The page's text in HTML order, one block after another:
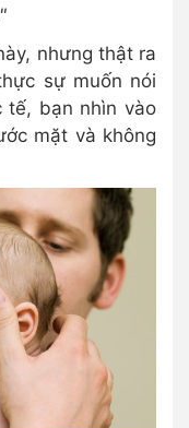
nhưng thật ra
sự muốn nói
tế, bạn nhìn vào
mặt và không